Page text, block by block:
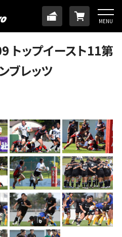
MENU
TICKET
トップイースト11第
ブレッツ